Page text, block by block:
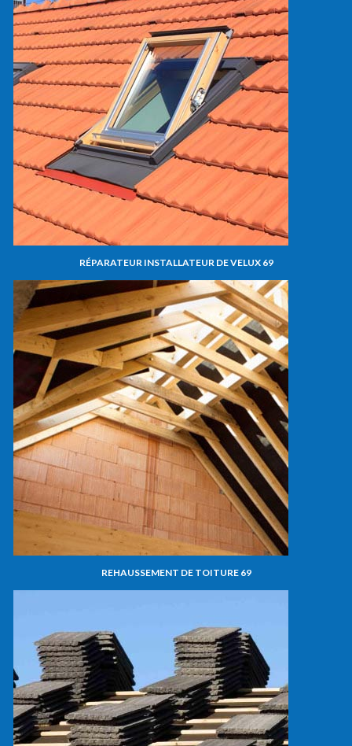
RÉPARATEUR INSTALLATEUR DE VELUX 69
REHAUSSEMENT DE TOITURE 69